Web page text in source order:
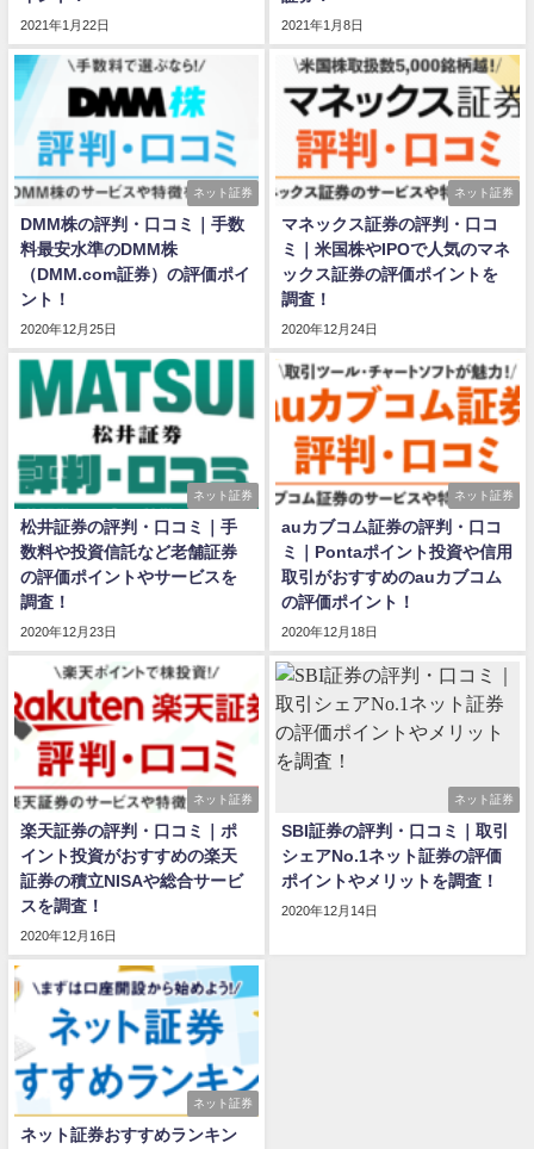
2021年1月22日 2021年1月8日
ネット証券
DMM株の評判・口コミ｜手数
料最安水準のDMM株
（DMM.com証券）の評価ポイ
ント！
2020年12月25日
ネット証券
マネックス証券の評判・口コ
ミ｜米国株やIPOで人気のマネ
ックス証券の評価ポイントを
調査！
2020年12月24日
ネット証券
松井証券の評判・口コミ｜手
数料や投資信託など老舗証券
の評価ポイントやサービスを
調査！
2020年12月23日
ネット証券
auカブコム証券の評判・口コ
ミ｜Pontaポイント投資や信用
取引がおすすめのauカブコム
の評価ポイント！
2020年12月18日
ネット証券
楽天証券の評判・口コミ｜ポ
イント投資がおすすめの楽天
証券の積立NISAや総合サービ
スを調査！
2020年12月16日
ネット証券
SBI証券の評判・口コミ｜取引
シェアNo.1ネット証券の評価
ポイントやメリットを調査！
2020年12月14日
ネット証券
ネット証券おすすめランキン